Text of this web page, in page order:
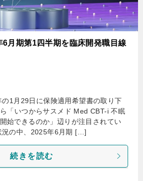
月期第1四半期を臨床開発職目線
1月29日に保険適用希望書の取り下
「いつからサスメド Med CBT-i 不眠
始できるのか」辺りが注目されてい
況の中、2025年6月期 […]
続きを読む